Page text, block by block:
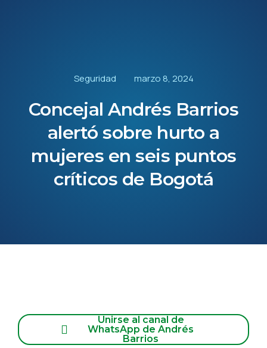
Seguridad marzo 8, 2024
Concejal Andrés Barrios
alertó sobre hurto a
mujeres en seis puntos
críticos de Bogotá
Unirse al canal de
WhatsApp de Andrés
Barrios